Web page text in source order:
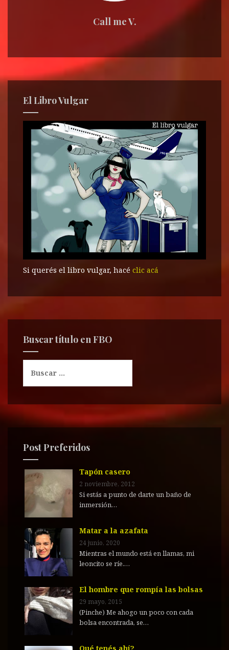
Call me V.
El Libro Vulgar
Si querés el libro vulgar, hacé clic acá
Buscar título en FBO
s
r
Post Preferidos
Tapón casero
2 noviembre, 2012
Si estás a punto de darte un baño de
inmersión…
Matar a la azafata
24 junio, 2020
Mientras el mundo está en llamas, mi
leoncito se ríe.…
El hombre que rompía las bolsas
29 mayo, 2015
(Pinche) Me ahogo un poco con cada
bolsa encontrada, se…